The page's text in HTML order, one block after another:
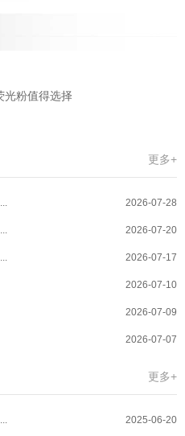
光粉值得选择
更多+
2026-07-28
2026-07-20
2026-07-17
2026-07-10
2026-07-09
2026-07-07
2026-08-05
更多+
2025-06-20